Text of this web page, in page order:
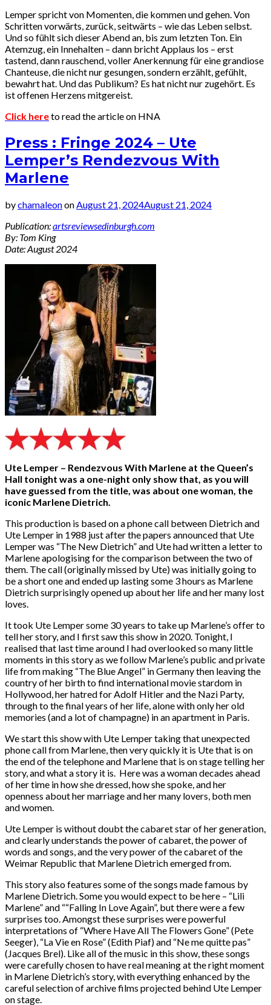
Lemper spricht von Momenten, die kommen und gehen. Von
Schritten vorwärts, zurück, seitwärts – wie das Leben selbst.
Und so fühlt sich dieser Abend an, bis zum letzten Ton. Ein
Atemzug, ein Innehalten – dann bricht Applaus los – erst
tastend, dann rauschend, voller Anerkennung für eine grandiose
Chanteuse, die nicht nur gesungen, sondern erzählt, gefühlt,
bewahrt hat. Und das Publikum? Es hat nicht nur zugehört. Es
ist offenen Herzens mitgereist.
Click hereto read the article on HNA
Press : Fringe 2024 – Ute
Lemper’s Rendezvous With
Marlene
bychamaleononAugust 21, 2024August 21, 2024
Publication:artsreviewsedinburgh.com
By: Tom King
Date: August 2024
Ute Lemper – Rendezvous With Marlene at the Queen’s
Hall tonight was a one-night only show that, as you will
have guessed from the title, was about one woman, the
iconic Marlene Dietrich.
This production is based on a phone call between Dietrich and
Ute Lemper in 1988 just after the papers announced that Ute
Lemper was “The New Dietrich” and Ute had written a letter to
Marlene apologising for the comparison between the two of
them. The call (originally missed by Ute) was initially going to
be a short one and ended up lasting some 3 hours as Marlene
Dietrich surprisingly opened up about her life and her many lost
loves.
It took Ute Lemper some 30 years to take up Marlene’s offer to
tell her story, and I first saw this show in 2020. Tonight, I
realised that last time around I had overlooked so many little
moments in this story as we follow Marlene’s public and private
life from making “The Blue Angel” in Germany then leaving the
country of her birth to find international movie stardom in
Hollywood, her hatred for Adolf Hitler and the Nazi Party,
through to the final years of her life, alone with only her old
memories (and a lot of champagne) in an apartment in Paris.
We start this show with Ute Lemper taking that unexpected
phone call from Marlene, then very quickly it is Ute that is on
the end of the telephone and Marlene that is on stage telling her
story, and what a story it is. Here was a woman decades ahead
of her time in how she dressed, how she spoke, and her
openness about her marriage and her many lovers, both men
and women.
Ute Lemper is without doubt the cabaret star of her generation,
and clearly understands the power of cabaret, the power of
words and songs, and the very power of the cabaret of the
Weimar Republic that Marlene Dietrich emerged from.
This story also features some of the songs made famous by
Marlene Dietrich. Some you would expect to be here – “Lili
Marlene” and ““Falling In Love Again”, but there were a few
surprises too. Amongst these surprises were powerful
interpretations of “Where Have All The Flowers Gone” (Pete
Seeger), “La Vie en Rose” (Edith Piaf) and “Ne me quitte pas”
(Jacques Brel). Like all of the music in this show, these songs
were carefully chosen to have real meaning at the right moment
in Marlene Dietrich’s story, with everything enhanced by the
careful selection of archive films projected behind Ute Lemper
on stage.